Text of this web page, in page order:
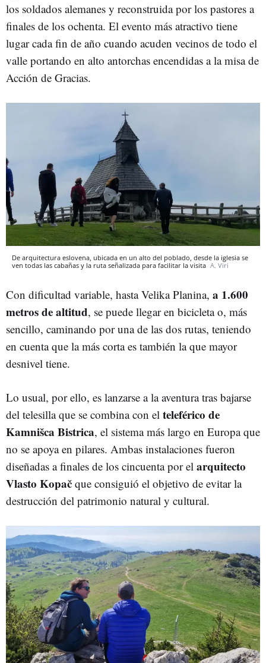
los soldados alemanes y reconstruida por los pastores a
finales de los ochenta. El evento más atractivo tiene
lugar cada fin de año cuando acuden vecinos de todo el
valle portando en alto antorchas encendidas a la misa de
Acción de Gracias.
De arquitectura eslovena, ubicada en un alto del poblado, desde la iglesia se
ven todas las cabañas y la ruta señalizada para facilitar la visita A. Viri
Con dificultad variable, hasta Velika Planina, a 1.600
metros de altitud, se puede llegar en bicicleta o, más
sencillo, caminando por una de las dos rutas, teniendo
en cuenta que la más corta es también la que mayor
desnivel tiene.
Lo usual, por ello, es lanzarse a la aventura tras bajarse
del telesilla que se combina con el teleférico de
Kamnišca Bistrica, el sistema más largo en Europa que
no se apoya en pilares. Ambas instalaciones fueron
diseñadas a finales de los cincuenta por el arquitecto
Vlasto Kopač que consiguió el objetivo de evitar la
destrucción del patrimonio natural y cultural.